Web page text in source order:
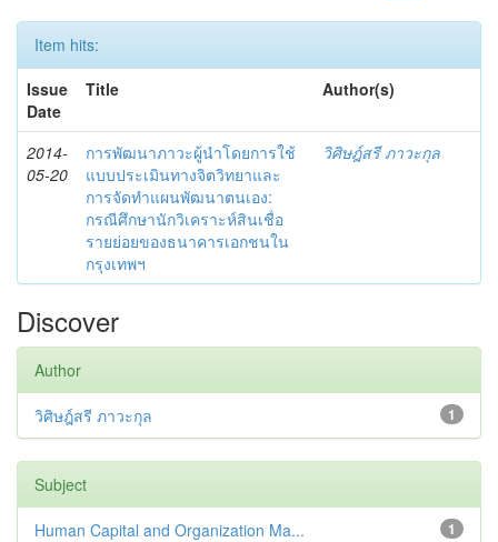
Item hits:
Issue
Date
Title Author(s)
2014-
05-20
การพัฒนาภาวะผู้นำโดยการใช้
แบบประเมินทางจิตวิทยาและ
การจัดทำแผนพัฒนาตนเอง:
กรณีศึกษานักวิเคราะห์สินเชื่อ
รายย่อยของธนาคารเอกชนใน
กรุงเทพฯ
วิศิษฎ์สรี ภาวะกุล
Discover
Author
1
วิศิษฎ์สรี ภาวะกุล
Subject
1
Human Capital and Organization Ma...